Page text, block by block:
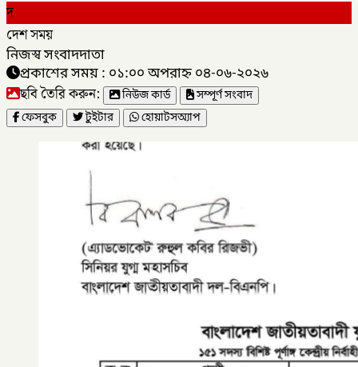
দ
দেশ সময়
নিজস্ব সংবাদদাতা
প্রকাশের সময় : ০১:০০ অপরাহ্ন ০৪-০৬-২০২৬
ছবি তৈরি করুন: নিউজ কার্ড
সম্পূর্ণ সংবাদ
ফেসবুক
টুইটার হোয়াটসঅ্যাপ